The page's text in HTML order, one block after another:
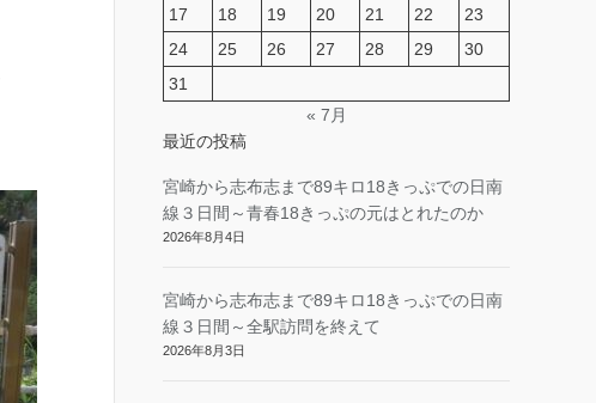
17 18 19 20 21 22
23
24
25 26 27 28 29
30
31
« 7月
最近の投稿
宮崎から志布志まで89キロ18きっぷでの日南
線３日間～青春18きっぷの元はとれたのか
2026年8月4日
宮崎から志布志まで89キロ18きっぷでの日南
線３日間～全駅訪問を終えて
2026年8月3日